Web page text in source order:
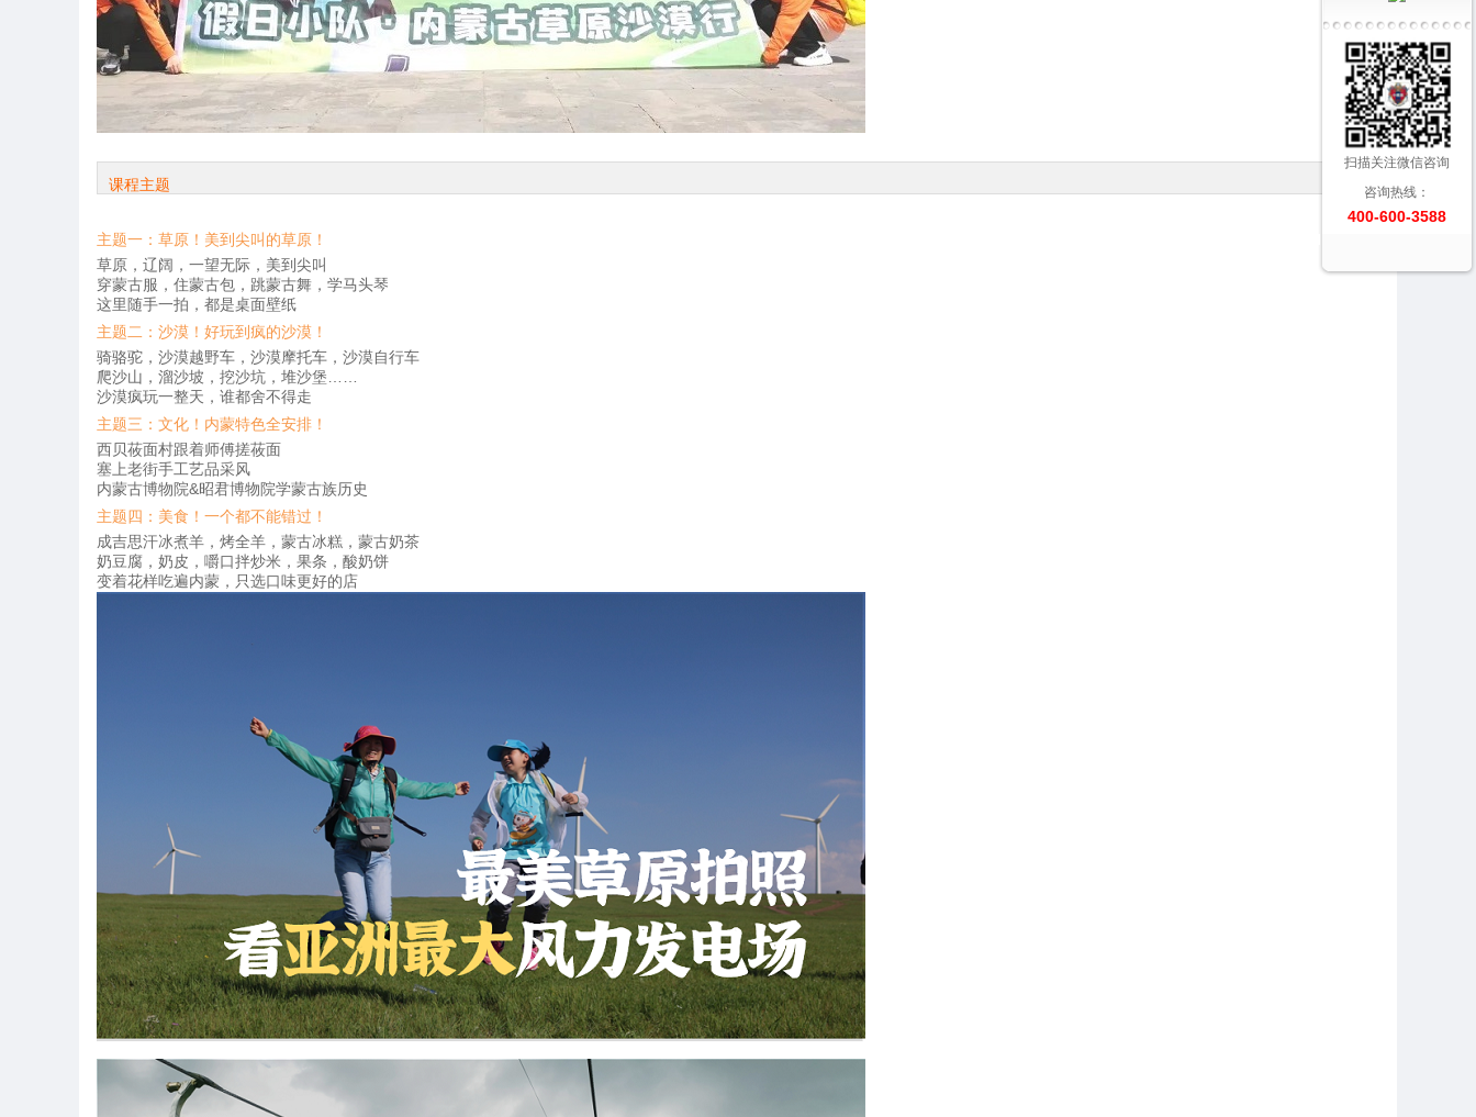
课程主题
主题一：草原！美到尖叫的草原！
草原，辽阔，一望无际，美到尖叫
穿蒙古服，住蒙古包，跳蒙古舞，学马头琴
这里随手一拍，都是桌面壁纸
主题二：沙漠！好玩到疯的沙漠！
骑骆驼，沙漠越野车，沙漠摩托车，沙漠自行车
爬沙山，溜沙坡，挖沙坑，堆沙堡……
沙漠疯玩一整天，谁都舍不得走
主题三：文化！内蒙特色全安排！
西贝莜面村跟着师傅搓莜面
塞上老街手工艺品采风
内蒙古博物院&昭君博物院学蒙古族历史
主题四：美食！一个都不能错过！
成吉思汗冰煮羊，烤全羊，蒙古冰糕，蒙古奶茶
奶豆腐，奶皮，嚼口拌炒米，果条，酸奶饼
变着花样吃遍内蒙，只选口味更好的店
扫描关注微信咨询
咨询热线：
400-600-3588